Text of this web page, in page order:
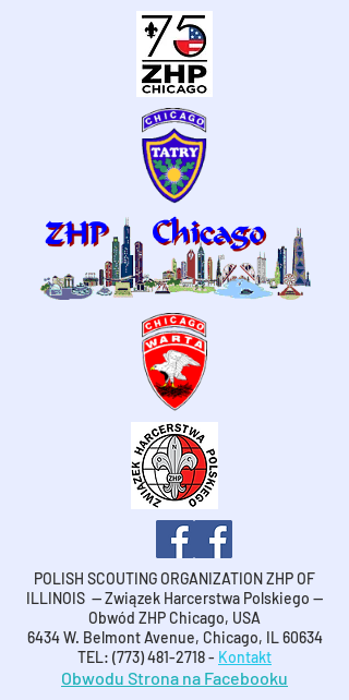
POLISH SCOUTING ORGANIZATION ZHP OF
ILLINOIS -- Związek Harcerstwa Polskiego --
Obwód ZHP Chicago, USA
6434 W. Belmont Avenue, Chicago, IL 60634
TEL: (773) 481-2718 - Kontakt
Obwodu Strona na Facebooku